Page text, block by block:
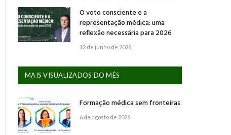
O voto consciente e a
representação médica: uma
reflexão necessária para 2026
12 de junho de 2026
MAIS VISUALIZADOS DO MÊS
Formação médica sem fronteiras
6 de agosto de 2026